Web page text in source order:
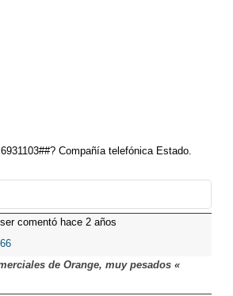
Compañía telefónica Estado.
comentó hace 2 años
de Orange, muy pesados «